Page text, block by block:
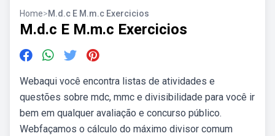
Home>M.d.c E M.m.c Exercicios
M.d.c E M.m.c Exercicios
Webaqui você encontra listas de atividades e
questões sobre mdc, mmc e divisibilidade para você ir
bem em qualquer avaliação e concurso público.
Webfaçamos o cálculo do máximo divisor comum